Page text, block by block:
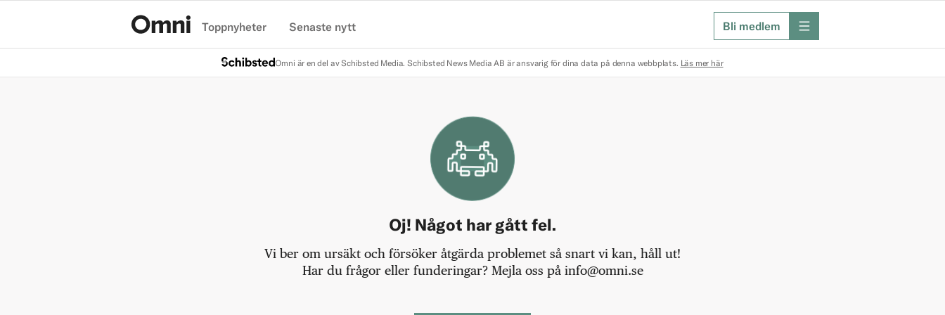
Toppnyheter Senaste nytt Bli medlem meny
Omni är en del av Schibsted Media. Schibsted News Media AB är ansvarig för dina data på denna webbplats. Läs mer här
Oj! Något har gått fel.
Vi ber om ursäkt och försöker åtgärda problemet så snart vi kan, håll ut!
Har du frågor eller funderingar? Mejla oss på info@omni.se